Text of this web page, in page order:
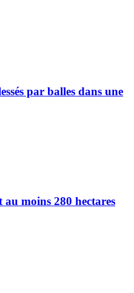
par balles dans une
moins 280 hectares